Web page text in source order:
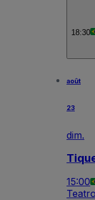
18:30
août
23
dim.
15:00